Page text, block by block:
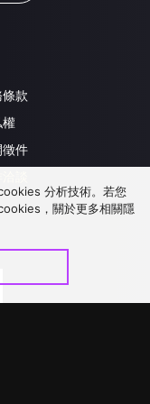
款
權
件
分析技術。若您
，關於更多相關隱